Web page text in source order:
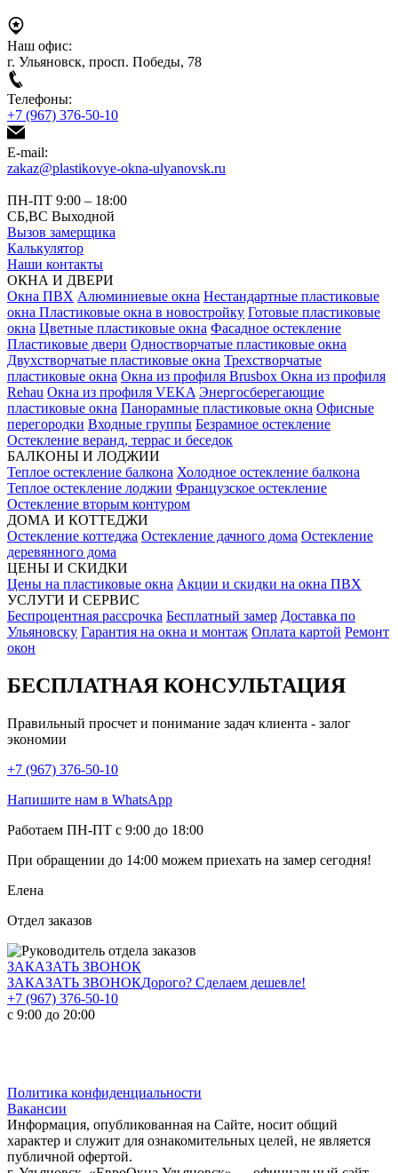
Наш офис:
г. Ульяновск, просп. Победы, 78
Телефоны:
+7 (967) 376-50-10
E-mail:
zakaz@plastikovye-okna-ulyanovsk.ru
ПН-ПТ 9:00 – 18:00
СБ,ВС Выходной
Вызов замерщика
Калькулятор
Наши контакты
ОКНА И ДВЕРИ
Окна ПВХ Алюминиевые окна Нестандартные пластиковые
окна Пластиковые окна в новостройку Готовые пластиковые
окна Цветные пластиковые окна Фасадное остекление
Пластиковые двери Одностворчатые пластиковые окна
Двухстворчатые пластиковые окна Трехстворчатые
пластиковые окна Окна из профиля Brusbox Окна из профиля
Rehau Окна из профиля VEKA Энергосберегающие
пластиковые окна Панорамные пластиковые окна Офисные
перегородки Входные группы Безрамное остекление
Остекление веранд, террас и беседок
БАЛКОНЫ И ЛОДЖИИ
Теплое остекление балкона Холодное остекление балкона
Теплое остекление лоджии Французское остекление
Остекление вторым контуром
ДОМА И КОТТЕДЖИ
Остекление коттеджа Остекление дачного дома Остекление
деревянного дома
ЦЕНЫ И СКИДКИ
Цены на пластиковые окна Акции и скидки на окна ПВХ
УСЛУГИ И СЕРВИС
Беспроцентная рассрочка Бесплатный замер Доставка по
Ульяновску Гарантия на окна и монтаж Оплата картой Ремонт
окон
БЕСПЛАТНАЯ КОНСУЛЬТАЦИЯ
Правильный просчет и понимание задач клиента - залог
экономии
+7 (967) 376-50-10
Напишите нам в WhatsApp
Работаем ПН-ПТ с 9:00 до 18:00
При обращении до 14:00 можем приехать на замер сегодня!
Елена
Отдел заказов
ЗАКАЗАТЬ ЗВОНОК
ЗАКАЗАТЬ ЗВОНОКДорого? Сделаем дешевле!
+7 (967) 376-50-10
с 9:00 до 20:00
Политика конфиденциальности
Вакансии
Информация, опубликованная на Сайте, носит общий
характер и служит для ознакомительных целей, не является
публичной офертой.